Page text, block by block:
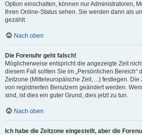
Option einschalten, können nur Administratoren,
Ihren Online-Status sehen. Sie werden dann als
gezählt.
Nach oben
Die Forenuhr geht falsch!
Möglicherweise entspricht die angezeigte Zeit
diesem Fall sollten Sie im „Persönlichen Bereich“
Zeitzone (Mitteleuropäische Zeit, ...) festlegen.
von registrierten Benutzern geändert werden.
sind, ist dies ein guter Grund, dies jetzt zu tun.
Nach oben
Ich habe die Zeitzone eingestellt, aber die